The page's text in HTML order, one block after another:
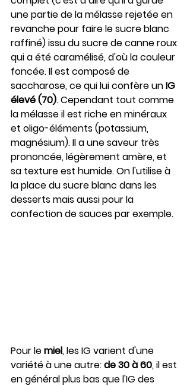
une partie de la mélasse rejetée en
revanche pour faire le sucre blanc
raffiné) issu du sucre de canne roux
qui a été caramélisé, d'où la couleur
foncée. Il est composé de
saccharose, ce qui lui confère un IG
élevé (70). Cependant tout comme
la mélasse il est riche en minéraux
et oligo-éléments (potassium,
magnésium). Il a une saveur très
prononcée, légèrement amère, et
sa texture est humide. On l'utilise à
la place du sucre blanc dans les
desserts mais aussi pour la
confection de sauces par exemple.
Pour le miel, les IG varient d'une
variété à une autre: de 30 à 60, il est
en général plus bas que l'IG des